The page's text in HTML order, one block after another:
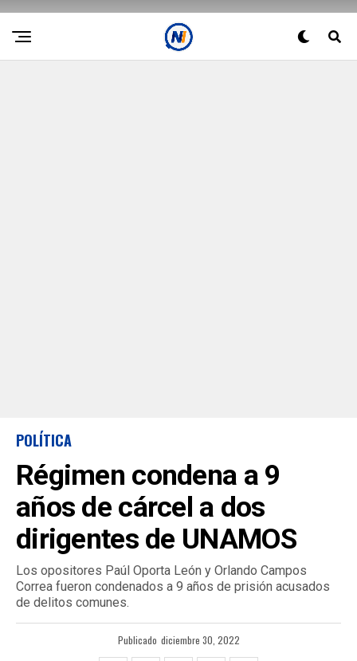
POLÍTICA
Régimen condena a 9
años de cárcel a dos
dirigentes de UNAMOS
Los opositores Paúl Oporta León y Orlando Campos
Correa fueron condenados a 9 años de prisión acusados
de delitos comunes.
Publicado diciembre 30, 2022